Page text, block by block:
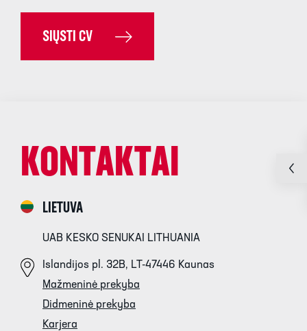
SIŲSTI CV
KONTAKTAI
LIETUVA
UAB KESKO SENUKAI LITHUANIA
Islandijos pl. 32B, LT-47446 Kaunas
Mažmeninė prekyba
Didmeninė prekyba
Karjera